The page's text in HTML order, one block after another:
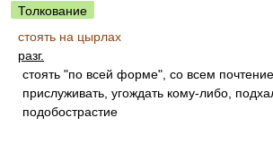
Толкование
стоять на цырлах
разг.
стоять "по всей форме", со всем
прислуживать, угождать кому-либо,
подобострастие